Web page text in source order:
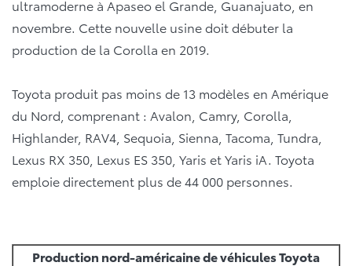
ultramoderne à Apaseo el Grande, Guanajuato, en
novembre. Cette nouvelle usine doit débuter la
production de la Corolla en 2019.
Toyota produit pas moins de 13 modèles en Amérique
du Nord, comprenant : Avalon, Camry, Corolla,
Highlander, RAV4, Sequoia, Sienna, Tacoma, Tundra,
Lexus RX 350, Lexus ES 350, Yaris et Yaris iA. Toyota
emploie directement plus de 44 000 personnes.
Production nord-américaine de véhicules Toyota